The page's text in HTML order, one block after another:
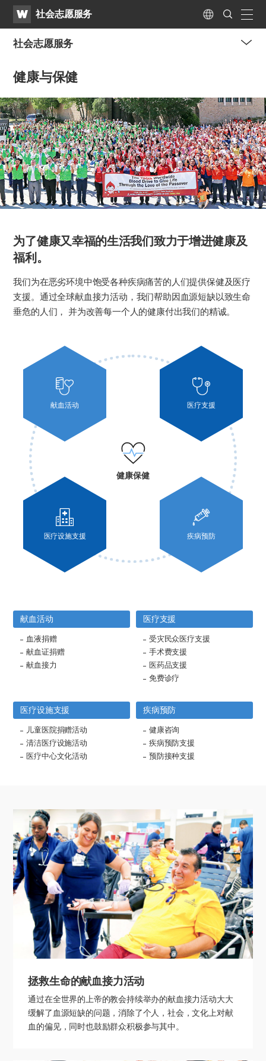
WATV社会志愿服务 Language
Search
Submit
社会志愿服务
健康与保健
为了健康又幸福的生活我们致力于增进健康及
福利。
我们为在恶劣环境中饱受各种疾病痛苦的人们提供保健及医疗
支援。通过全球献血接力活动，我们帮助因血源短缺以致生命
垂危的人们， 并为改善每一个人的健康付出我们的精诚。
献血活动 医疗支援
健康保健
医疗设施支援 疾病预防
献血活动
血液捐赠
献血证捐赠
献血接力
医疗支援
受灾民众医疗支援
手术费支援
医药品支援
免费诊疗
医疗设施支援
儿童医院捐赠活动
清洁医疗设施活动
医疗中心文化活动
疾病预防
健康咨询
疾病预防支援
预防接种支援
拯救生命的献血接力活动
通过在全世界的上帝的教会持续举办的献血接力活动大大
缓解了血源短缺的问题，消除了个人，社会，文化上对献
血的偏见，同时也鼓励群众积极参与其中。